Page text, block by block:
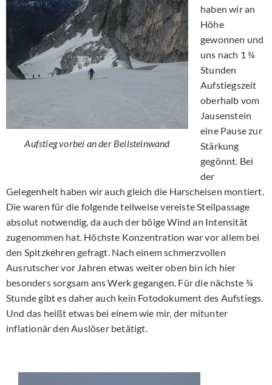
Aufstieg vorbei an der Beilsteinwand
haben wir an
Höhe
gewonnen und
uns nach 1 ¾
Stunden
Aufstiegszeit
oberhalb vom
Jausenstein
eine Pause zur
Stärkung
gegönnt. Bei
der
Gelegenheit haben wir auch gleich die Harscheisen montiert.
Die waren für die folgende teilweise vereiste Steilpassage
absolut notwendig, da auch der böige Wind an Intensität
zugenommen hat. Höchste Konzentration war vor allem bei
den Spitzkehren gefragt. Nach einem schmerzvollen
Ausrutscher vor Jahren etwas weiter oben bin ich hier
besonders sorgsam ans Werk gegangen. Für die nächste ¾
Stunde gibt es daher auch kein Fotodokument des Aufstiegs.
Und das heißt etwas bei einem wie mir, der mitunter
inflationär den Auslöser betätigt.